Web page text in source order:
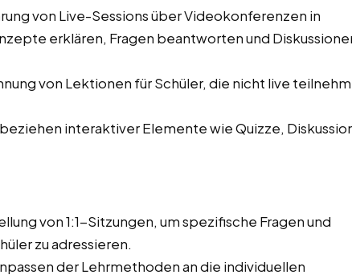
von Live-Sessions über Videokonferenzen in
erklären, Fragen beantworten und
von Lektionen für Schüler, die nicht live
interaktiver Elemente wie Quizze,
von 1:1-Sitzungen, um spezifische Fragen und
zu adressieren.
der Lehrmethoden an die individuellen